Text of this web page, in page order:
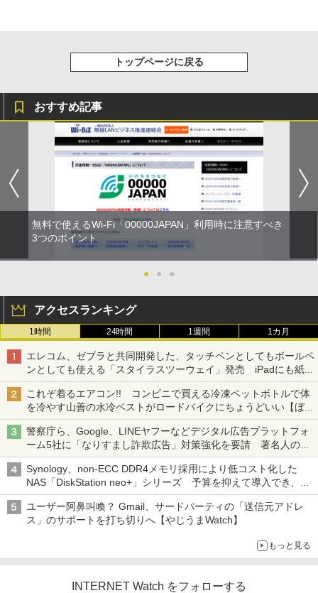
トップページに戻る
おすすめ記事
無料で使えるWi-Fi「00000JAPAN」利用時に注意すべき
3つのポイント
● ● ●
アクセスランキング
1時間 24時間 1週間 1カ月
エレコム、ゼブラと共同開発した、タッチペンとしてもボールペ
ンとしても使える「スタイラスツーウェイ」発売 iPadにも紙に
も、持ち替えずに書き込める
これぞ着るエアコン!! コンビニで買える冷凍ペットボトルで体
を冷やす山善の水冷ベストがロードバイクにちょうどいい【ぼっ
ち・ざ・ろーど！その14】【空いた時間でなにしてる？】
警察庁ら、Google、LINEヤフーなどデジタル広告プラットフォ
ーム5社に「なりすまし詐欺広告」対策強化を要請 著名人の写
真や映像を使った投資詐欺などへの対策として
Synology、non-ECC DDR4メモリ採用により低コスト化した
NAS「DiskStation neo+」シリーズ 予算を抑えて導入でき、
ECCメモリへのアップグレードも可能
ユーザー阿鼻叫喚？ Gmail、サードパーティの「送信元アドレ
ス」のサポートを打ち切りへ【やじうまWatch】
もっと見る
INTERNET Watch をフォローする